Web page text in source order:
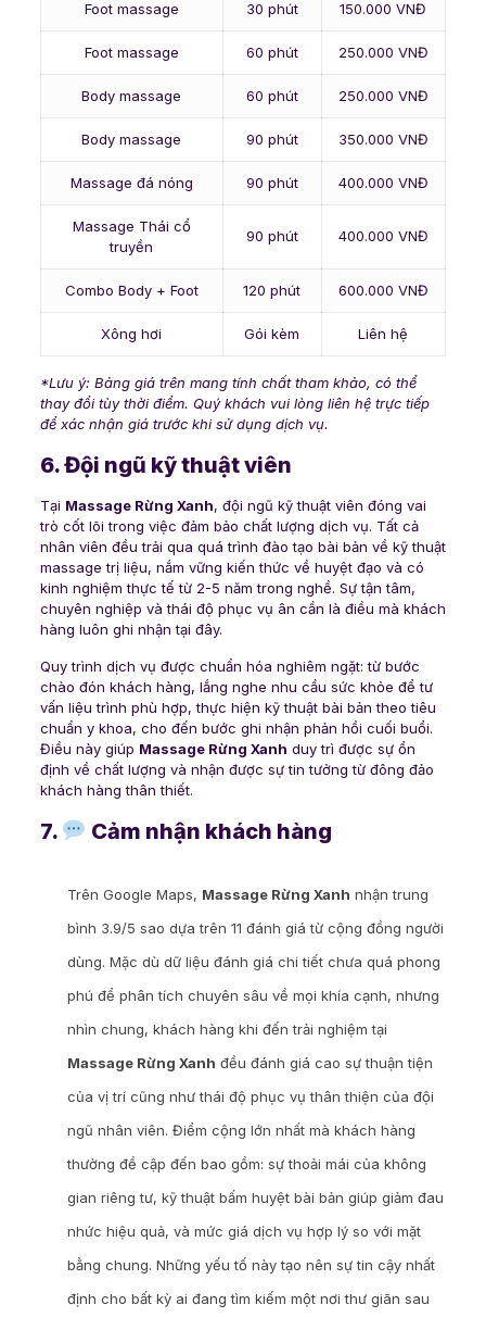
Foot massage 30 phút 150.000 VNĐ
Foot massage 60 phút 250.000 VNĐ
Body massage 60 phút 250.000 VNĐ
Body massage 90 phút 350.000 VNĐ
Massage đá nóng 90 phút 400.000 VNĐ
Massage Thái cổ
truyền
90 phút 400.000 VNĐ
Combo Body + Foot 120 phút 600.000 VNĐ
Xông hơi Gói kèm Liên hệ
*Lưu ý: Bảng giá trên mang tính chất tham khảo, có thể
thay đổi tùy thời điểm. Quý khách vui lòng liên hệ trực tiếp
để xác nhận giá trước khi sử dụng dịch vụ.
6. Đội ngũ kỹ thuật viên
Tại Massage Rừng Xanh, đội ngũ kỹ thuật viên đóng vai
trò cốt lõi trong việc đảm bảo chất lượng dịch vụ. Tất cả
nhân viên đều trải qua quá trình đào tạo bài bản về kỹ thuật
massage trị liệu, nắm vững kiến thức về huyệt đạo và có
kinh nghiệm thực tế từ 2-5 năm trong nghề. Sự tận tâm,
chuyên nghiệp và thái độ phục vụ ân cần là điều mà khách
hàng luôn ghi nhận tại đây.
Quy trình dịch vụ được chuẩn hóa nghiêm ngặt: từ bước
chào đón khách hàng, lắng nghe nhu cầu sức khỏe để tư
vấn liệu trình phù hợp, thực hiện kỹ thuật bài bản theo tiêu
chuẩn y khoa, cho đến bước ghi nhận phản hồi cuối buổi.
Điều này giúp Massage Rừng Xanh duy trì được sự ổn
định về chất lượng và nhận được sự tin tưởng từ đông đảo
khách hàng thân thiết.
7. Cảm nhận khách hàng
Trên Google Maps, Massage Rừng Xanh nhận trung
bình 3.9/5 sao dựa trên 11 đánh giá từ cộng đồng người
dùng. Mặc dù dữ liệu đánh giá chi tiết chưa quá phong
phú để phân tích chuyên sâu về mọi khía cạnh, nhưng
nhìn chung, khách hàng khi đến trải nghiệm tại
Massage Rừng Xanh đều đánh giá cao sự thuận tiện
của vị trí cũng như thái độ phục vụ thân thiện của đội
ngũ nhân viên. Điểm cộng lớn nhất mà khách hàng
thường đề cập đến bao gồm: sự thoải mái của không
gian riêng tư, kỹ thuật bấm huyệt bài bản giúp giảm đau
nhức hiệu quả, và mức giá dịch vụ hợp lý so với mặt
bằng chung. Những yếu tố này tạo nên sự tin cậy nhất
định cho bất kỳ ai đang tìm kiếm một nơi thư giãn sau